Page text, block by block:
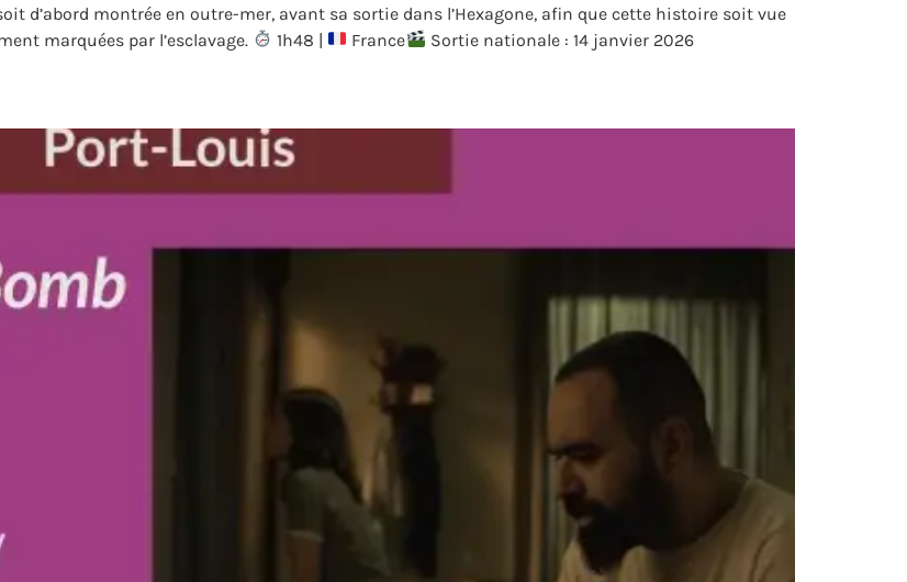
d’abord montrée en outre-mer, avant sa sortie dans l’Hexagone, afin que cette histoire soit vue
marquées par l’esclavage.
1h48 | France Sortie nationale : 14 janvier 2026